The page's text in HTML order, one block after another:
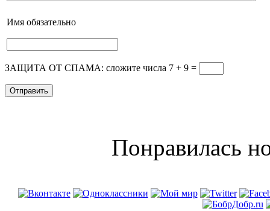
Имя обязательно
ЗАЩИТА ОТ СПАМА: сложите числа 7 + 9 =
Понравилась